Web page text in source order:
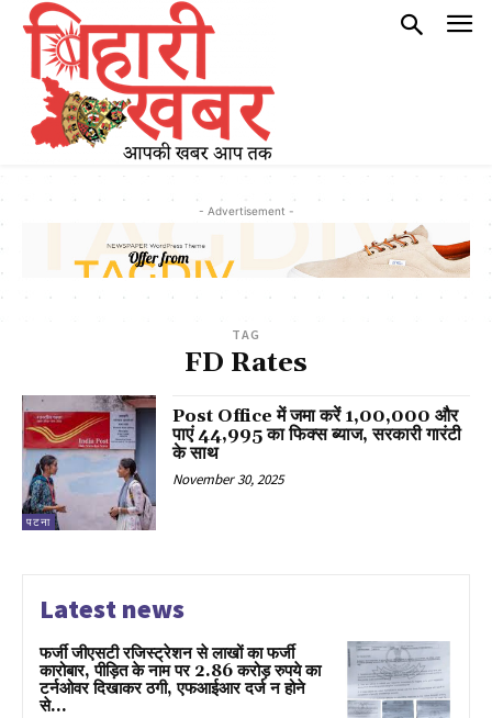
- Advertisement -
TAG
FD Rates
पटना
Post Office में जमा करें ₹1,00,000 और
पाएं ₹44,995 का फिक्स ब्याज, सरकारी गारंटी
के साथ
November 30, 2025
Latest news
फर्जी जीएसटी रजिस्ट्रेशन से लाखों का फर्जी
कारोबार, पीड़ित के नाम पर 2.86 करोड़ रुपये का
टर्नओवर दिखाकर ठगी, एफआईआर दर्ज न होने
से...